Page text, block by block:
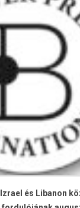
és Libanon